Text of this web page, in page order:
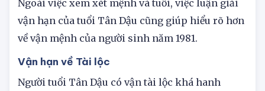
Ngoài việc xem xét mệnh và tuổi, việc luận giải
vận hạn của tuổi Tân Dậu cũng giúp hiểu rõ hơn
về vận mệnh của người sinh năm 1981.
Vận hạn về Tài lộc